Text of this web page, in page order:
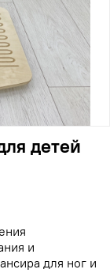
детей
и
для ног и